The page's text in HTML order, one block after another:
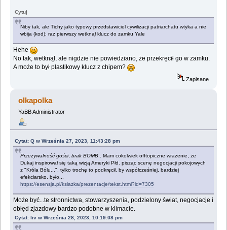
Cytuj
Niby tak, ale Tichy jako typowy przedstawiciel cywilizacji patriarchatu wtyka a nie
wbija (kod); raz pierwszy wetknął klucz do zamku Yale
Hehe
No tak, wetknął, ale nigdzie nie powiedziano, że przekręcił go w zamku.
A może to był plastikowy klucz z chipem?
Zapisane
olkapolka
YaBB Administrator
Cytat: Q w Września 27, 2023, 11:43:28 pm
Przeżywalność gości,brak BOMB .. Mam cokolwiek offtopiczne wrażenie, że
Dukaj inspirował się taką wizją Ameryki Płd. pisząc scenę negocjacji pokojowych
z "Króla Bólu...", tylko trochę to podkręcił, by współcześniej, bardziej
efekciarsko, było...
https://esensja.pl/ksiazka/prezentacje/tekst.html?id=7305
Może być...te stronnictwa, stowarzyszenia, podzielony świat, negocjacje i
obłęd zjazdowy bardzo podobne w klimacie.
Cytat: liv w Września 28, 2023, 10:19:08 pm